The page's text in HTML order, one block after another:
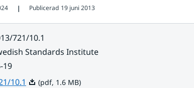
❘ Publicerad 19 juni 2013
721/10.1
Standards Institute
19
10.1 Pdf, 1.6 MB.
(pdf, 1.6 MB)